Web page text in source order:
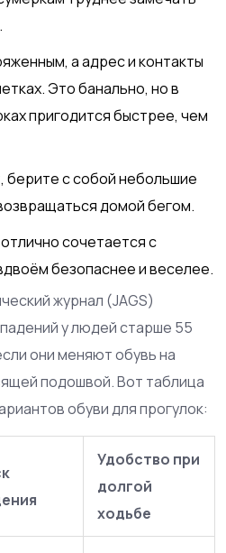
а адрес и контакты
Это банально, но в
пригодится быстрее, чем
берите с собой небольшие
домой бегом.
отлично сочетается с
безопаснее и веселее.
журнал (JAGS)
у людей старше 55
они меняют обувь на
подошвой. Вот таблица
обуви для прогулок:
Удобство при
долгой
ходьбе